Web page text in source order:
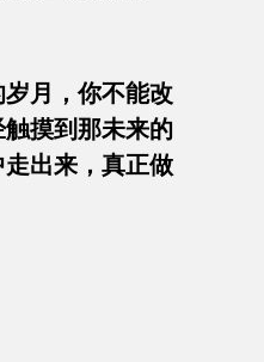
月，你不能改
摸到那未来的
出来，真正做
层楼！